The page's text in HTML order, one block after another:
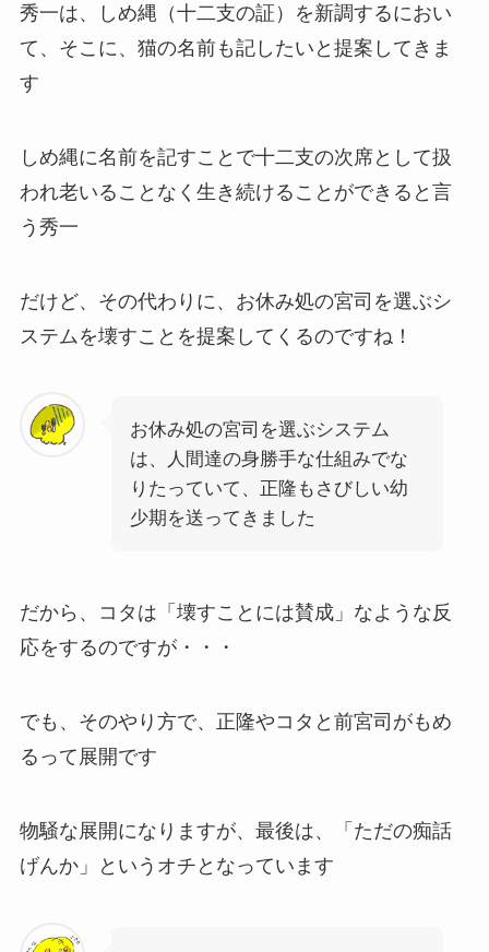
秀一は、しめ縄（十二支の証）を新調するにおい
て、そこに、猫の名前も記したいと提案してきま
す
しめ縄に名前を記すことで十二支の次席として扱
われ老いることなく生き続けることができると言
う秀一
だけど、その代わりに、お休み処の宮司を選ぶシ
ステムを壊すことを提案してくるのですね！
お休み処の宮司を選ぶシステム
は、人間達の身勝手な仕組みでな
りたっていて、正隆もさびしい幼
少期を送ってきました
だから、コタは「壊すことには賛成」なような反
応をするのですが・・・
でも、そのやり方で、正隆やコタと前宮司がもめ
るって展開です
物騒な展開になりますが、最後は、「ただの痴話
げんか」というオチとなっています